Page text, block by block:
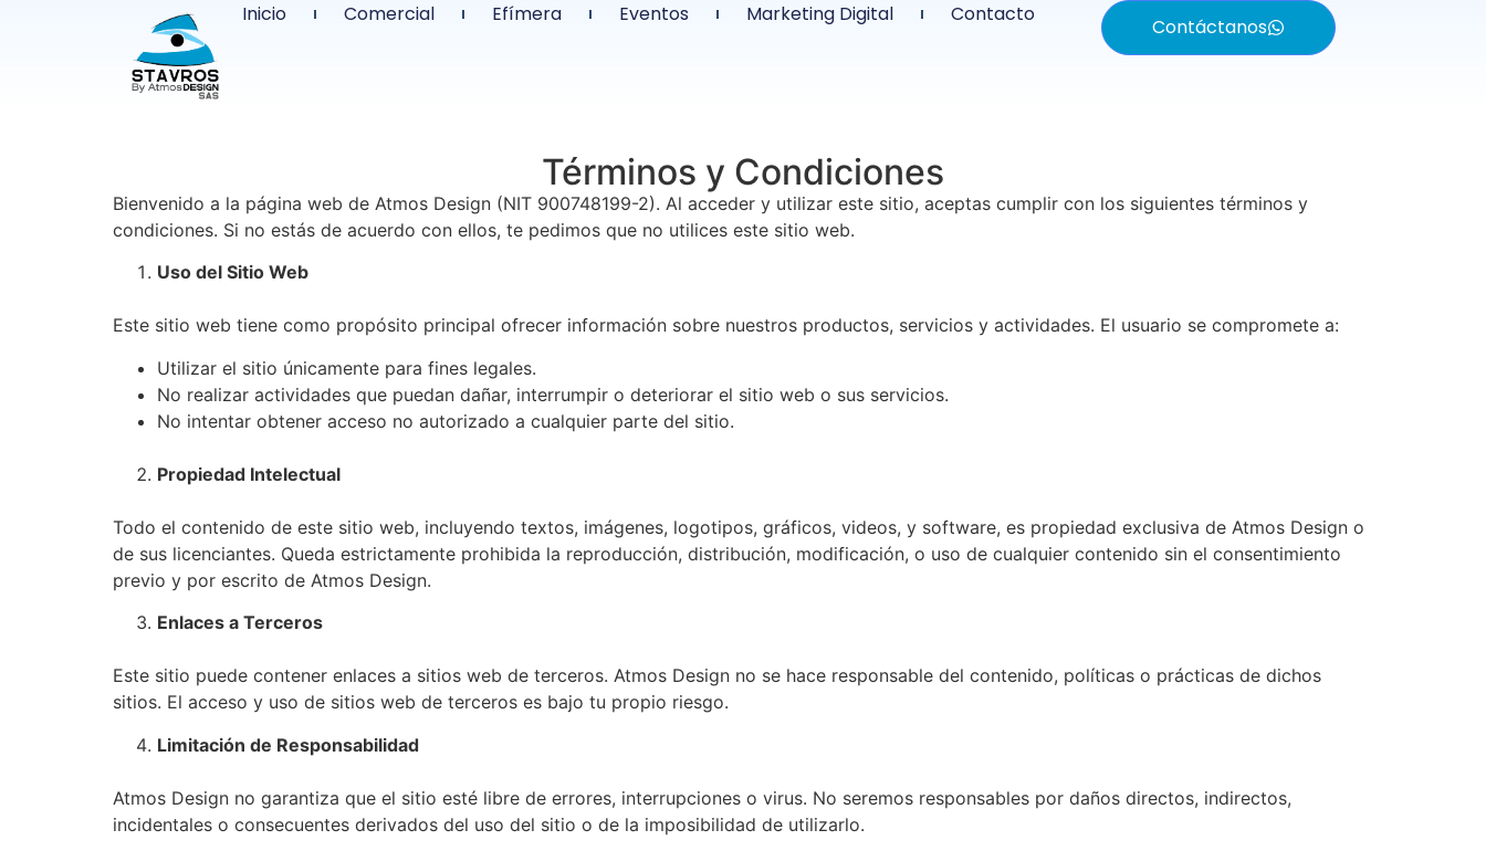
Inicio Comercial Efímera Eventos Marketing Digital Contacto
Contáctanos
Términos y Condiciones
Bienvenido a la página web de Atmos Design (NIT 900748199-2). Al acceder y utilizar este sitio, aceptas cumplir con los siguientes términos y
condiciones. Si no estás de acuerdo con ellos, te pedimos que no utilices este sitio web.
Uso del Sitio Web
Este sitio web tiene como propósito principal ofrecer información sobre nuestros productos, servicios y actividades. El usuario se compromete a:
Utilizar el sitio únicamente para fines legales.
No realizar actividades que puedan dañar, interrumpir o deteriorar el sitio web o sus servicios.
No intentar obtener acceso no autorizado a cualquier parte del sitio.
Propiedad Intelectual
Todo el contenido de este sitio web, incluyendo textos, imágenes, logotipos, gráficos, videos, y software, es propiedad exclusiva de Atmos Design o
de sus licenciantes. Queda estrictamente prohibida la reproducción, distribución, modificación, o uso de cualquier contenido sin el consentimiento
previo y por escrito de Atmos Design.
Enlaces a Terceros
Este sitio puede contener enlaces a sitios web de terceros. Atmos Design no se hace responsable del contenido, políticas o prácticas de dichos
sitios. El acceso y uso de sitios web de terceros es bajo tu propio riesgo.
Limitación de Responsabilidad
Atmos Design no garantiza que el sitio esté libre de errores, interrupciones o virus. No seremos responsables por daños directos, indirectos,
incidentales o consecuentes derivados del uso del sitio o de la imposibilidad de utilizarlo.